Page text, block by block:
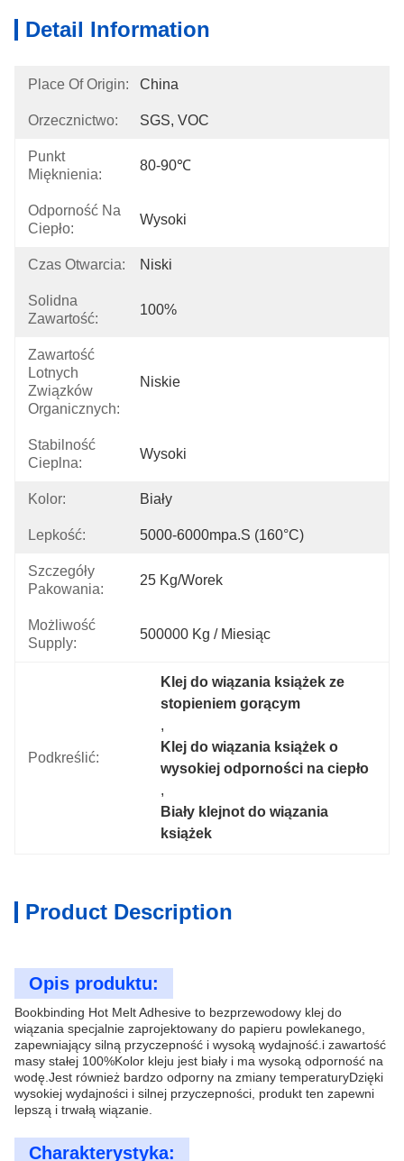
Detail Information
Place Of Origin: China
Orzecznictwo: SGS, VOC
Punkt
Mięknienia:
80-90℃
Odporność Na
Ciepło:
Wysoki
Czas Otwarcia: Niski
Solidna
Zawartość:
100%
Zawartość
Lotnych
Związków
Organicznych:
Niskie
Stabilność
Cieplna:
Wysoki
Kolor: Biały
Lepkość: 5000-6000mpa.s (160°C)
Szczegóły
Pakowania:
25 Kg/worek
Możliwość
Supply:
500000 Kg / Miesiąc
Podkreślić:
Klej do wiązania książek ze
stopieniem gorącym
,
Klej do wiązania książek o
wysokiej odporności na ciepło
,
Biały klejnot do wiązania
książek
Product Description
Opis produktu:
Bookbinding Hot Melt Adhesive to bezprzewodowy klej do
wiązania specjalnie zaprojektowany do papieru powlekanego,
zapewniający silną przyczepność i wysoką wydajność.i zawartość
masy stałej 100%Kolor kleju jest biały i ma wysoką odporność na
wodę.Jest również bardzo odporny na zmiany temperaturyDzięki
wysokiej wydajności i silnej przyczepności, produkt ten zapewni
lepszą i trwałą wiązanie.
Charakterystyka: